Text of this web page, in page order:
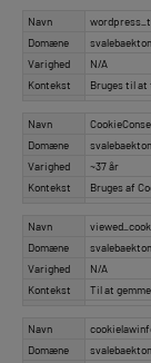
Navn
Domæne
Varighed
N/A
Kontekst
Bruges til at
Navn
Domæne
Varighed
~37 år
Kontekst
Bruges af
Navn
Domæne
Varighed
N/A
Kontekst
Til at
Navn
Domæne